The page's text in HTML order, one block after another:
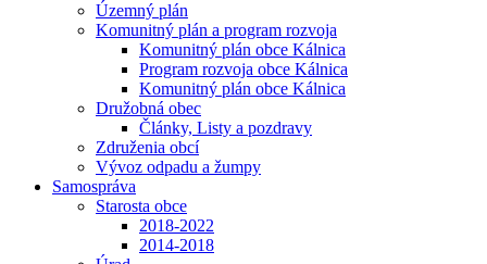
Územný plán
Komunitný plán a program rozvoja
Komunitný plán obce Kálnica
Program rozvoja obce Kálnica
Komunitný plán obce Kálnica
Družobná obec
Články, Listy a pozdravy
Združenia obcí
Vývoz odpadu a žumpy
Samospráva
Starosta obce
2018-2022
2014-2018